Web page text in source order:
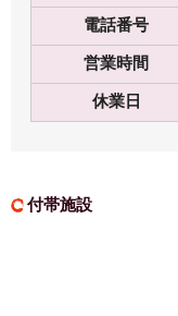
電話番号
営業時間
休業日
付帯施設